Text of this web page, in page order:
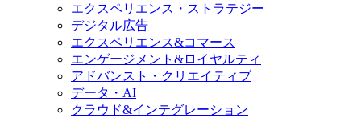
エクスペリエンス・ストラテジー
デジタル広告
エクスペリエンス&コマース
エンゲージメント&ロイヤルティ
アドバンスト・クリエイティブ
データ・AI
クラウド&インテグレーション